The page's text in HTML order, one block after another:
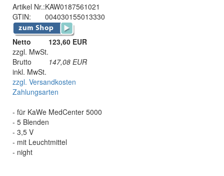
Artikel Nr.:KAW0187561021
GTIN:
004030155013330
Netto
123,60 EUR
zzgl. MwSt.
Brutto
147,08 EUR
inkl. MwSt.
zzgl. Versandkosten
Zahlungsarten
- für KaWe MedCenter 5000
- 5 Blenden
- 3,5 V
- mit Leuchtmittel
- night